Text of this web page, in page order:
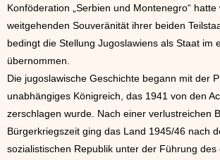
Konföderation „Serbien und Montenegro“
weitgehenden Souveränität ihrer beiden
bedingt die Stellung Jugoslawiens als Staat im
übernommen.
Die jugoslawische Geschichte begann mit der
unabhängiges Königreich, das 1941 von den
zerschlagen wurde. Nach einer verlustreichen
Bürgerkriegszeit ging das Land 1945/46 nach
sozialistischen Republik unter der Führung des